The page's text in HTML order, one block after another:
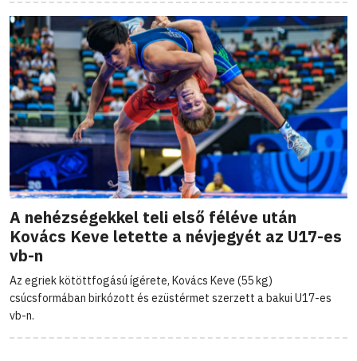
A nehézségekkel teli első féléve után
Kovács Keve letette a névjegyét az U17-es
vb-n
Az egriek kötöttfogású ígérete, Kovács Keve (55 kg)
csúcsformában birkózott és ezüstérmet szerzett a bakui U17-es
vb-n.